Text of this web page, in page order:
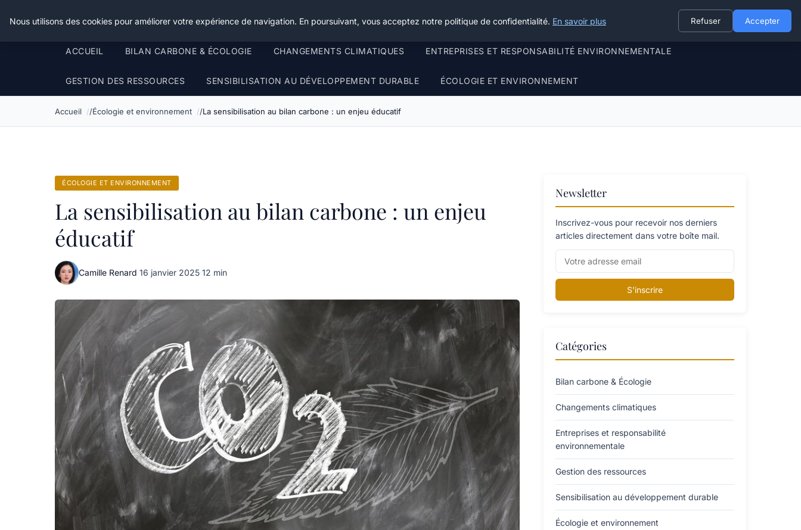
Happy Calyx Farmer
ACCUEIL BILAN CARBONE & ÉCOLOGIE CHANGEMENTS CLIMATIQUES ENTREPRISES ET RESPONSABILITÉ ENVIRONNEMENTALE
GESTION DES RESSOURCES SENSIBILISATION AU DÉVELOPPEMENT DURABLE ÉCOLOGIE ET ENVIRONNEMENT
Accueil Écologie et environnement La sensibilisation au bilan carbone : un enjeu éducatif
ÉCOLOGIE ET ENVIRONNEMENT
La sensibilisation au bilan carbone : un enjeu
éducatif
Camille Renard·16 janvier 2025·12 min
Newsletter
Inscrivez-vous pour recevoir nos derniers
articles directement dans votre boîte mail.
S'inscrire
Catégories
Bilan carbone & Écologie
Changements climatiques
Entreprises et responsabilité
environnementale
Gestion des ressources
Sensibilisation au développement durable
Écologie et environnement
Nous utilisons des cookies pour améliorer votre expérience de navigation. En poursuivant, vous acceptez notre politique de confidentialité. En savoir plus Refuser Accepter